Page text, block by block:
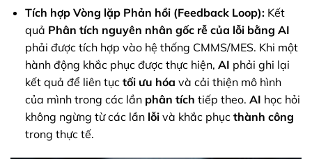
Tích hợp Vòng lặp Phản hồi (Feedback Loop):Kết
quả Phân tích nguyên nhân gốc rễ của lỗi bằng AI
phải được tích hợp vào hệ thống CMMS/MES. Khi một
hành động khắc phục được thực hiện, AI phải ghi lại
kết quả để liên tục tối ưu hóa và cải thiện mô hình
của mình trong các lần phân tích tiếp theo. AI học hỏi
không ngừng từ các lần lỗivà khắc phục thành công
trong thực tế.